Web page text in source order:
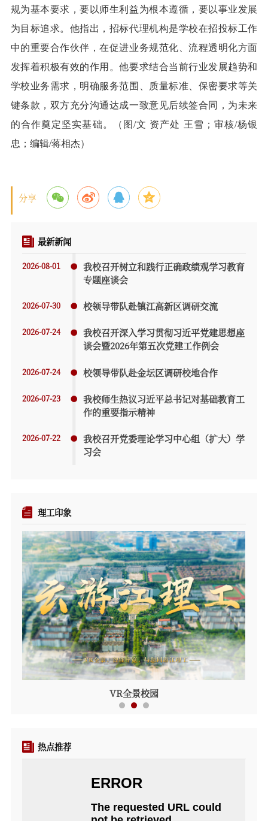
规为基本要求，要以师生利益为根本遵循，要以事业发展
为目标追求。他指出，招标代理机构是学校在招投标工作
中的重要合作伙伴，在促进业务规范化、流程透明化方面
发挥着积极有效的作用。他要求结合当前行业发展趋势和
学校业务需求，明确服务范围、质量标准、保密要求等关
键条款，双方充分沟通达成一致意见后续签合同，为未来
的合作奠定坚实基础。（图 /文 资产处 王雪；审核/杨银
忠；编辑/蒋相杰）
分享
最新新闻
2026-08-01
我校召开树立和践行正确政绩观学习教育
专题座谈会
2026-07-30 校领导带队赴镇江高新区调研交流
2026-07-24
我校召开深入学习贯彻习近平党建思想座
谈会暨2026年第五次党建工作例会
2026-07-24 校领导带队赴金坛区调研校地合作
2026-07-23
我校师生热议习近平总书记对基础教育工
作的重要指示精神
2026-07-22
我校召开党委理论学习中心组（扩大）学
习会
理工印象
VR全景校园
热点推荐